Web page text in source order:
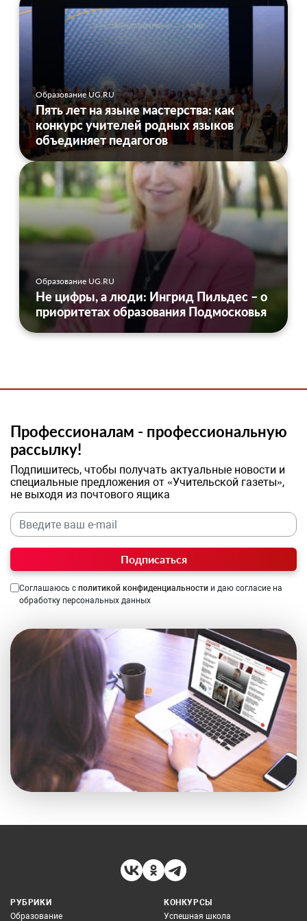
Образование UG.RU
Пять лет на языке мастерства: как
конкурс учителей родных языков
объединяет педагогов
Образование UG.RU
Не цифры, а люди: Ингрид Пильдес – о
приоритетах образования Подмосковья
Профессионалам - профессиональную
рассылку!
Подпишитесь, чтобы получать актуальные новости и
специальные предложения от «Учительской газеты»,
не выходя из почтового ящика
Подписаться
Соглашаюсь с политикой конфиденциальности и даю согласие на
обработку персональных данных
РУБРИКИ
Образование
КОНКУРСЫ
Успешная школа